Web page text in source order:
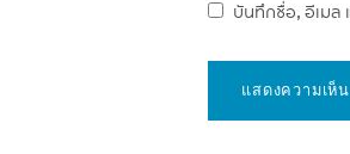
บันทึกชื่อ, อีเมล